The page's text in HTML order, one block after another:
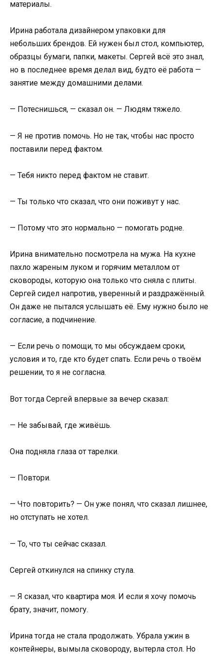
материалы.
Ирина работала дизайнером упаковки для
небольших брендов. Ей нужен был стол, компьютер,
образцы бумаги, папки, макеты. Сергей всё это знал,
но в последнее время делал вид, будто её работа —
занятие между домашними делами.
— Потеснишься, — сказал он. — Людям тяжело.
— Я не против помочь. Но не так, чтобы нас просто
поставили перед фактом.
— Тебя никто перед фактом не ставит.
— Ты только что сказал, что они поживут у нас.
— Потому что это нормально — помогать родне.
Ирина внимательно посмотрела на мужа. На кухне
пахло жареным луком и горячим металлом от
сковороды, которую она только что сняла с плиты.
Сергей сидел напротив, уверенный и раздражённый.
Он даже не пытался услышать её. Ему нужно было не
согласие, а подчинение.
— Если речь о помощи, то мы обсуждаем сроки,
условия и то, где кто будет спать. Если речь о твоём
решении, то я не согласна.
Вот тогда Сергей впервые за вечер сказал:
— Не забывай, где живёшь.
Она подняла глаза от тарелки.
— Повтори.
— Что повторить? — Он уже понял, что сказал лишнее,
но отступать не хотел.
— То, что ты сейчас сказал.
Сергей откинулся на спинку стула.
— Я сказал, что квартира моя. И если я хочу помочь
брату, значит, помогу.
Ирина тогда не стала продолжать. Убрала ужин в
контейнеры, вымыла сковороду, вытерла стол. Но